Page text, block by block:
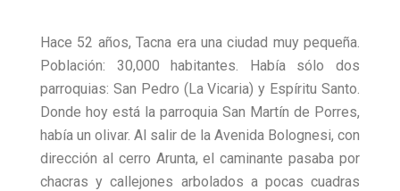
Hace 52 años, Tacna era una ciudad muy pequeña.
Población: 30,000 habitantes. Había sólo dos
parroquias: San Pedro (La Vicaria) y Espíritu Santo.
Donde hoy está la parroquia San Martín de Porres,
había un olivar. Al salir de la Avenida Bolognesi, con
dirección al cerro Arunta, el caminante pasaba por
chacras y callejones arbolados a pocas cuadras